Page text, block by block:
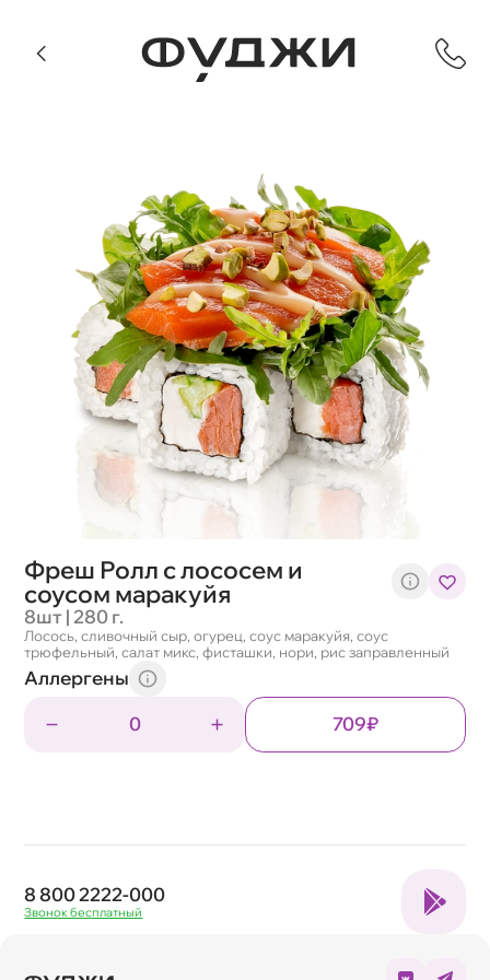
Фреш Ролл с лососем и
соусом маракуйя
8шт | 280 г.
Лосось, сливочный сыр, огурец, соус маракуйя, соус
трюфельный, салат микс, фисташки, нори, рис заправленный
Аллергены
0
709₽
8 800 2222-000
Звонок бесплатный